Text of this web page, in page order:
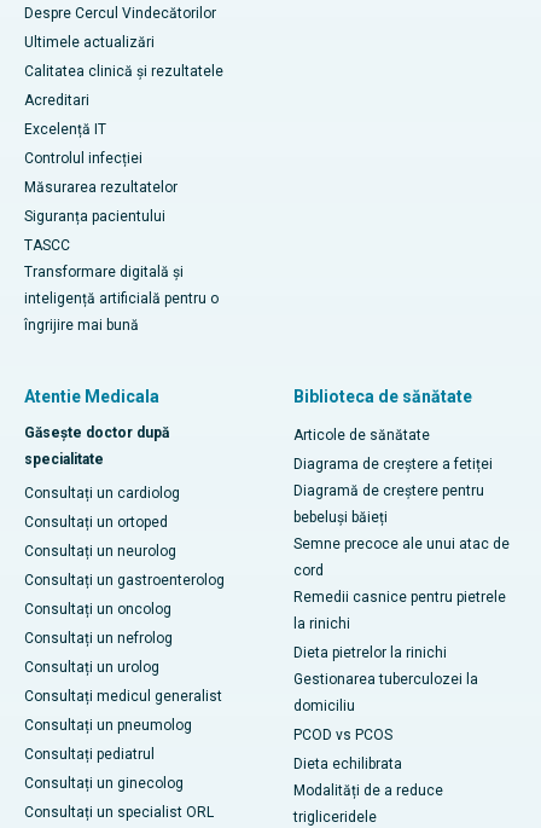
Despre Cercul Vindecătorilor
Ultimele actualizări
Calitatea clinică și rezultatele
Acreditari
Excelență IT
Controlul infecției
Măsurarea rezultatelor
Siguranța pacientului
TASCC
Transformare digitală și
inteligență artificială pentru o
îngrijire mai bună
Atentie Medicala
Găsește doctor după
specialitate
Consultați un cardiolog
Consultați un ortoped
Consultați un neurolog
Consultați un gastroenterolog
Consultați un oncolog
Consultați un nefrolog
Consultați un urolog
Consultați medicul generalist
Consultați un pneumolog
Consultați pediatrul
Consultați un ginecolog
Consultați un specialist ORL
Biblioteca de sănătate
Articole de sănătate
Diagrama de creștere a fetiței
Diagramă de creștere pentru
bebeluși băieți
Semne precoce ale unui atac de
cord
Remedii casnice pentru pietrele
la rinichi
Dieta pietrelor la rinichi
Gestionarea tuberculozei la
domiciliu
PCOD vs PCOS
Dieta echilibrata
Modalități de a reduce
trigliceridele